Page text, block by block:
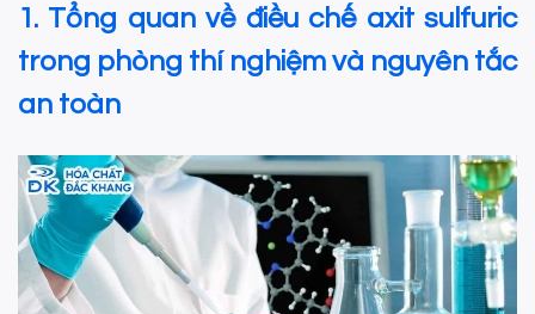
1. Tổng quan về điều chế axit sulfuric
trong phòng thí nghiệm và nguyên tắc
an toàn